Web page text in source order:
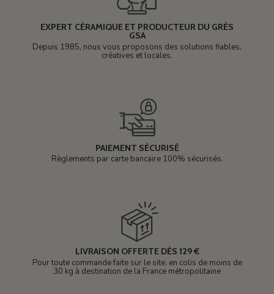
EXPERT CÉRAMIQUE ET PRODUCTEUR DU GRÈS
GSA
Depuis 1985, nous vous proposons des solutions fiables,
créatives et locales.
PAIEMENT SÉCURISÉ
Règlements par carte bancaire 100% sécurisés.
LIVRAISON OFFERTE DÈS 129 €
Pour toute commande faite sur le site, en colis de moins de
30 kg à destination de la France métropolitaine